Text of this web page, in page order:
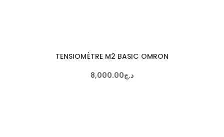
TENSIOMÈTRE M2 BASIC OMRON
د.ج
8,000.00